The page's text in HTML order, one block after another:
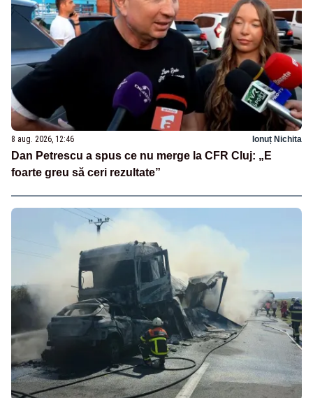
8 aug. 2026, 12:46 Ionuț Nichita
Dan Petrescu a spus ce nu merge la CFR Cluj: „E
foarte greu să ceri rezultate”